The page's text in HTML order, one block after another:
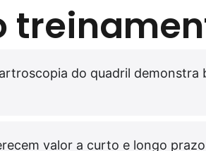
do quadril
valor a curto e longo prazo